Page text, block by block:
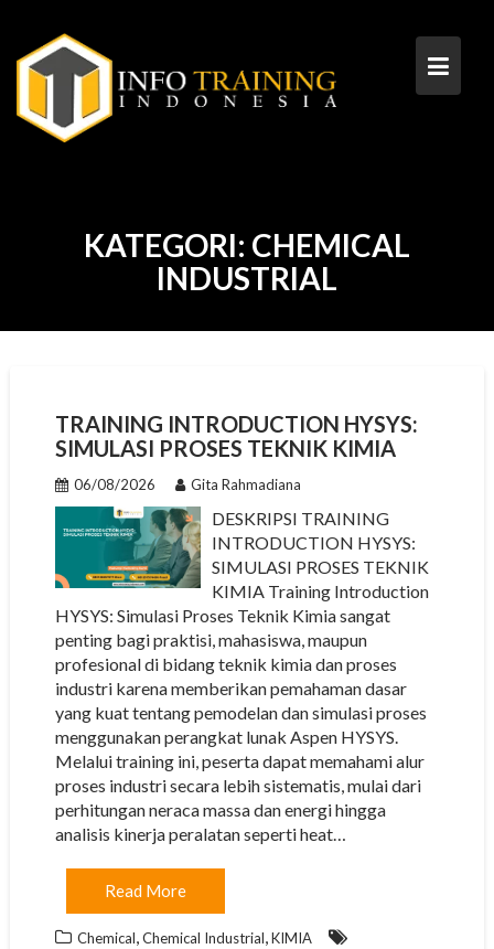
content
KATEGORI: CHEMICAL
INDUSTRIAL
TRAINING INTRODUCTION HYSYS:
SIMULASI PROSES TEKNIK KIMIA
06/08/2026 Gita Rahmadiana
DESKRIPSI TRAINING
INTRODUCTION HYSYS:
SIMULASI PROSES TEKNIK
KIMIA Training Introduction
HYSYS: Simulasi Proses Teknik Kimia sangat
penting bagi praktisi, mahasiswa, maupun
profesional di bidang teknik kimia dan proses
industri karena memberikan pemahaman dasar
yang kuat tentang pemodelan dan simulasi proses
menggunakan perangkat lunak Aspen HYSYS.
Melalui training ini, peserta dapat memahami alur
proses industri secara lebih sistematis, mulai dari
perhitungan neraca massa dan energi hingga
analisis kinerja peralatan seperti heat…
Read More
Chemical,Chemical Industrial,KIMIA